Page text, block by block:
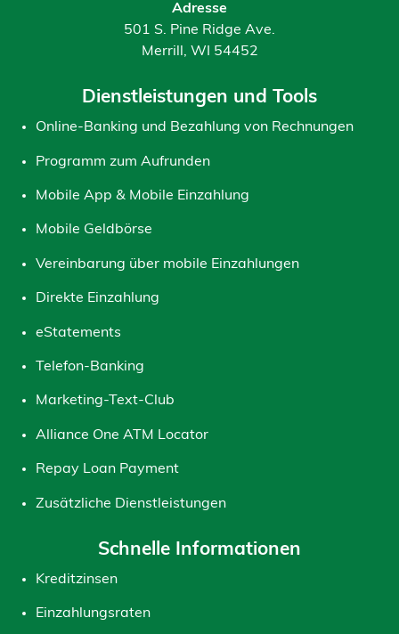
Adresse
501 S. Pine Ridge Ave.
Merrill, WI 54452
Dienstleistungen und Tools
Online-Banking und Bezahlung von Rechnungen
Programm zum Aufrunden
Mobile App & Mobile Einzahlung
Mobile Geldbörse
Vereinbarung über mobile Einzahlungen
Direkte Einzahlung
eStatements
Telefon-Banking
Marketing-Text-Club
Alliance One ATM Locator
Repay Loan Payment
Zusätzliche Dienstleistungen
Schnelle Informationen
Kreditzinsen
Einzahlungsraten